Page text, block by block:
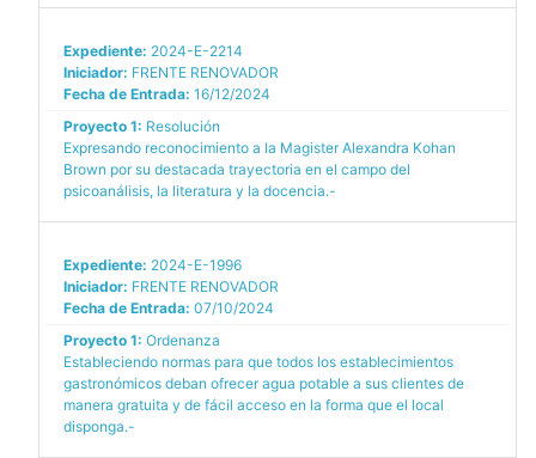
Expediente: 2024-E-2214
Iniciador: FRENTE RENOVADOR
Fecha de Entrada: 16/12/2024
Proyecto 1: Resolución
Expresando reconocimiento a la Magister Alexandra Kohan
Brown por su destacada trayectoria en el campo del
psicoanálisis, la literatura y la docencia.-
Expediente: 2024-E-1996
Iniciador: FRENTE RENOVADOR
Fecha de Entrada: 07/10/2024
Proyecto 1: Ordenanza
Estableciendo normas para que todos los establecimientos
gastronómicos deban ofrecer agua potable a sus clientes de
manera gratuita y de fácil acceso en la forma que el local
disponga.-